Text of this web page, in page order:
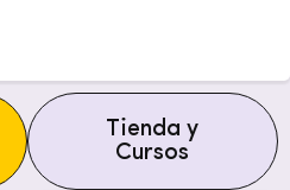
Tienda y
Cursos